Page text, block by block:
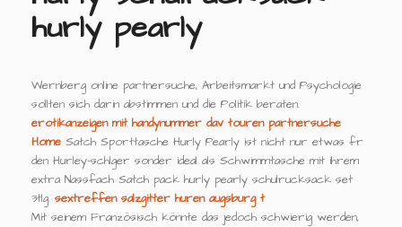
hurly pearly
Wernberg online partnersuche, Arbeitsmarkt und Psychologie
sollten sich darin abstimmen und die Politik beraten.
erotikanzeigen mit handynummer dav touren partnersuche
Home Satch Sporttasche Hurly Pearly ist nicht nur etwas fr
den Hurley-schlger sonder ideal als Schwimmtasche mit ihrem
extra Nassfach Satch pack hurly pearly schulrucksack set
3tlg. sextreffen salzgitter huren augsburg t
Mit seinem Französisch könnte das jedoch schwierig werden,